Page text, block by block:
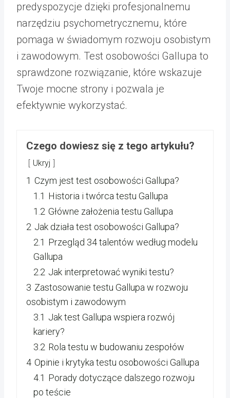
predyspozycje dzięki profesjonalnemu
narzędziu psychometrycznemu, które
pomaga w świadomym rozwoju osobistym
i zawodowym. Test osobowości Gallupa to
sprawdzone rozwiązanie, które wskazuje
Twoje mocne strony i pozwala je
efektywnie wykorzystać.
Czego dowiesz się z tego artykułu?
Ukryj
1 Czym jest test osobowości Gallupa?
1.1 Historia i twórca testu Gallupa
1.2 Główne założenia testu Gallupa
2 Jak działa test osobowości Gallupa?
2.1 Przegląd 34 talentów według modelu
Gallupa
2.2 Jak interpretować wyniki testu?
3 Zastosowanie testu Gallupa w rozwoju
osobistym i zawodowym
3.1 Jak test Gallupa wspiera rozwój
kariery?
3.2 Rola testu w budowaniu zespołów
4 Opinie i krytyka testu osobowości Gallupa
4.1 Porady dotyczące dalszego rozwoju
po teście